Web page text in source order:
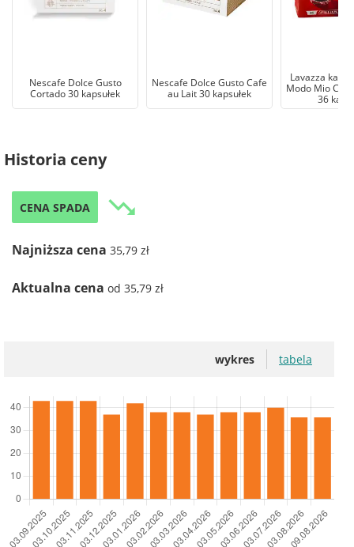
Nescafe Dolce Gusto
Cortado 30 kapsułek
Nescafe Dolce Gusto Cafe
au Lait 30 kapsułek
Lavazza kawa
Modo Mio
36
Historia ceny
CENA SPADA trending_down
Najniższa cena 35,79 zł
Aktualna cena od 35,79 zł
wykres tabela